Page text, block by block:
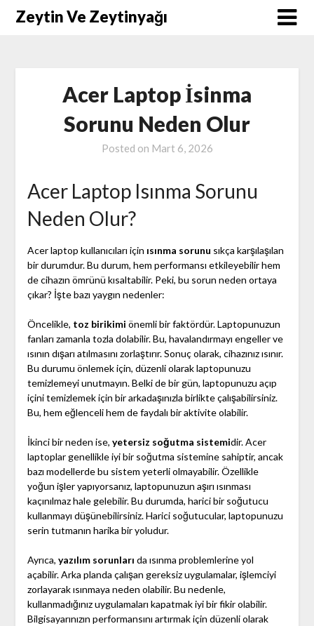
SkipZeytin Ve Zeytinyağı
Acer Laptop İsinma
Sorunu Neden Olur
Posted on Mart 6, 2026
Acer Laptop Isınma Sorunu
Neden Olur?
Acer laptop kullanıcıları için ısınma sorunu sıkça karşılaşılan
bir durumdur. Bu durum, hem performansı etkileyebilir hem
de cihazın ömrünü kısaltabilir. Peki, bu sorun neden ortaya
çıkar? İşte bazı yaygın nedenler:
Öncelikle, toz birikimi önemli bir faktördür. Laptopunuzun
fanları zamanla tozla dolabilir. Bu, havalandırmayı engeller ve
ısının dışarı atılmasını zorlaştırır. Sonuç olarak, cihazınız ısınır.
Bu durumu önlemek için, düzenli olarak laptopunuzu
temizlemeyi unutmayın. Belki de bir gün, laptopunuzu açıp
içini temizlemek için bir arkadaşınızla birlikte çalışabilirsiniz.
Bu, hem eğlenceli hem de faydalı bir aktivite olabilir.
İkinci bir neden ise, yetersiz soğutma sistemidir. Acer
laptoplar genellikle iyi bir soğutma sistemine sahiptir, ancak
bazı modellerde bu sistem yeterli olmayabilir. Özellikle
yoğun işler yapıyorsanız, laptopunuzun aşırı ısınması
kaçınılmaz hale gelebilir. Bu durumda, harici bir soğutucu
kullanmayı düşünebilirsiniz. Harici soğutucular, laptopunuzu
serin tutmanın harika bir yoludur.
Ayrıca, yazılım sorunları da ısınma problemlerine yol
açabilir. Arka planda çalışan gereksiz uygulamalar, işlemciyi
zorlayarak ısınmaya neden olabilir. Bu nedenle,
kullanmadığınız uygulamaları kapatmak iyi bir fikir olabilir.
Bilgisayarınızın performansını artırmak için düzenli olarak